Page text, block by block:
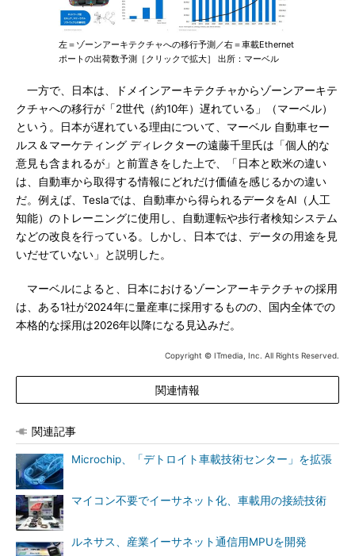
左＝ゾーンアーキテクチャへの移行予測／右＝車載Ethernet
ポートの出荷数予測［クリックで拡大］ 出所：マーベル
一方で、日本は、ドメインアーキテクチャからゾーンアーキテ
クチャへの移行が「2世代（約10年）遅れている」（マーベル）
という。日本が遅れている理由について、マーベル 自動車セー
ルス＆マーケティング ディレクターの遠藤千里氏は「個人的な
意見も含まれるが」と前置きをした上で、「日本と欧米の違い
は、自動車から取得する情報にどれだけ価値を感じるかの違い
だ。例えば、Teslaでは、自動車から得られるデータをAI（人工
知能）のトレーニングに使用し、自動運転や歩行者検知システム
などの改良を行っている。しかし、日本では、データの用途を見
いだせていない」と説明した。
マーベルによると、日本におけるゾーンアーキテクチャの採用
は、ある1社が2024年に量産車に採用するものの、国内全体での
本格的な採用は2026年以降になる見込みだ。
Copyright © ITmedia, Inc. All Rights Reserved.
関連情報
関連記事
Microchip、「デトロイト車載技術センター」を拡張
マイコン不要でイーサネット化、車載用の接続技術
ルネサス、産業イーサネット通信用MPUを開発